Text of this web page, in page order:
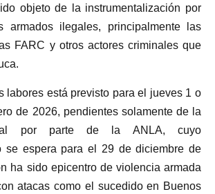
objeto de la instrumentalización por
armados ilegales, principalmente las
FARC y otros actores criminales que
labores está previsto para el jueves 1 o
de 2026, pendientes solamente de la
por parte de la ANLA, cuyo
se espera para el 29 de diciembre de
ha sido epicentro de violencia armada
atacas como el sucedido en Buenos